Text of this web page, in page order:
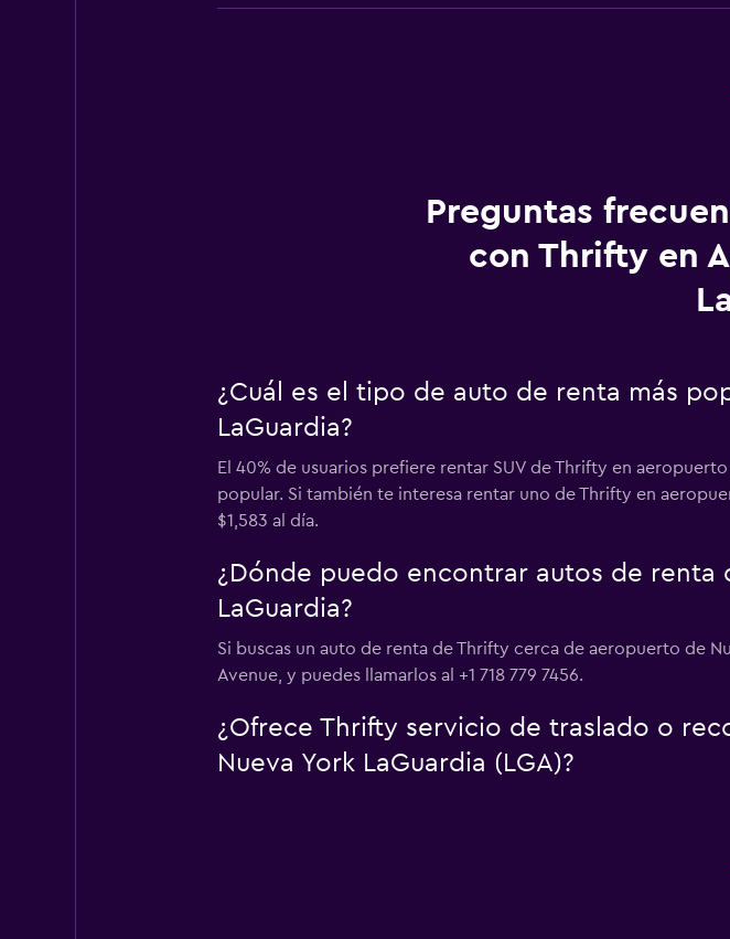
Preguntas
con Thrifty en
¿Cuál es el tipo de auto de renta más
LaGuardia?
El 40% de usuarios prefiere rentar SUV de Thrifty en
popular. Si también te interesa rentar uno de Thrifty en
$1,583 al día.
¿Dónde puedo encontrar autos de renta
LaGuardia?
Si buscas un auto de renta de Thrifty cerca de aeropuerto de
Avenue, y puedes llamarlos al +1 718 779 7456.
¿Ofrece Thrifty servicio de traslado o
Nueva York LaGuardia (LGA)?